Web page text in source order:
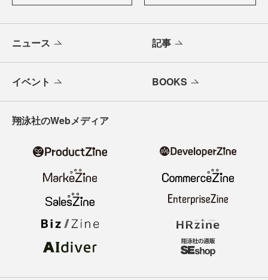
ニュース 記事
イベント BOOKS
翔泳社のWebメディア